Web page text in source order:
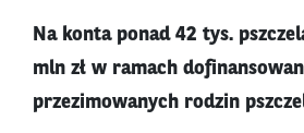
Na konta ponad 42 tys.
mln zł w ramach
przezimowanych rodzin